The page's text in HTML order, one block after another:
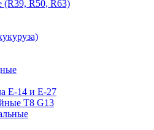
(R39, R50, R63)
Е-14 и Е-27
T8 G13